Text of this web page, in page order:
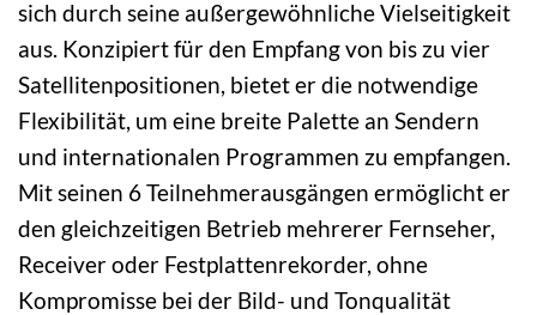
sich durch seine außergewöhnliche Vielseitigkeit
aus. Konzipiert für den Empfang von bis zu vier
Satellitenpositionen, bietet er die notwendige
Flexibilität, um eine breite Palette an Sendern
und internationalen Programmen zu empfangen.
Mit seinen 6 Teilnehmerausgängen ermöglicht er
den gleichzeitigen Betrieb mehrerer Fernseher,
Receiver oder Festplattenrekorder, ohne
Kompromisse bei der Bild- und Tonqualität